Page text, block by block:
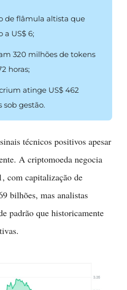
de flâmula altista que
a US$ 6;
320 milhões de tokens
horas;
atinge US$ 462
sob gestão.
técnicos positivos apesar
A criptomoeda negocia
com capitalização de
bilhões, mas analistas
padrão que historicamente